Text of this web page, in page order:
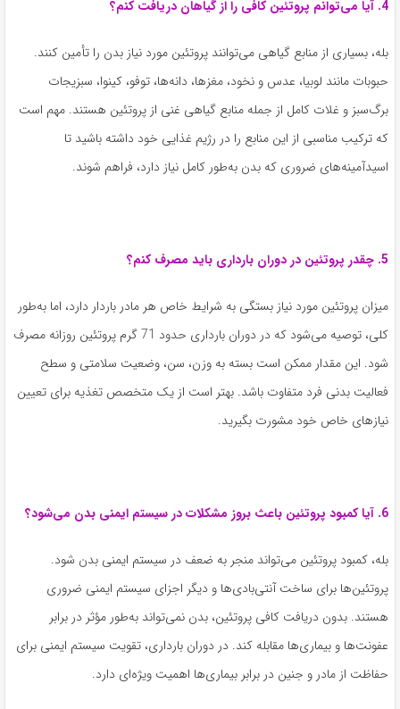
4. آیا می‌توانم پروتئین کافی را از گیاهان دریافت کنم؟
بله، بسیاری از منابع گیاهی می‌توانند پروتئین مورد نیاز بدن را تأمین کنند.
حبوبات مانند لوبیا، عدس و نخود، مغزها، دانه‌ها، توفو، کینوا، سبزیجات
برگ‌سبز و غلات کامل از جمله منابع گیاهی غنی از پروتئین هستند. مهم است
که ترکیب مناسبی از این منابع را در رژیم غذایی خود داشته باشید تا
اسیدآمینه‌های ضروری که بدن به‌طور کامل نیاز دارد، فراهم شوند.
5. چقدر پروتئین در دوران بارداری باید مصرف کنم؟
میزان پروتئین مورد نیاز بستگی به شرایط خاص هر مادر باردار دارد، اما به‌طور
کلی، توصیه می‌شود که در دوران بارداری حدود 71 گرم پروتئین روزانه مصرف
شود. این مقدار ممکن است بسته به وزن، سن، وضعیت سلامتی و سطح
فعالیت بدنی فرد متفاوت باشد. بهتر است از یک متخصص تغذیه برای تعیین
نیازهای خاص خود مشورت بگیرید.
6. آیا کمبود پروتئین باعث بروز مشکلات در سیستم ایمنی بدن می‌شود؟
بله، کمبود پروتئین می‌تواند منجر به ضعف در سیستم ایمنی بدن شود.
پروتئین‌ها برای ساخت آنتی‌بادی‌ها و دیگر اجزای سیستم ایمنی ضروری
هستند. بدون دریافت کافی پروتئین، بدن نمی‌تواند به‌طور مؤثر در برابر
عفونت‌ها و بیماری‌ها مقابله کند. در دوران بارداری، تقویت سیستم ایمنی برای
حفاظت از مادر و جنین در برابر بیماری‌ها اهمیت ویژه‌ای دارد.